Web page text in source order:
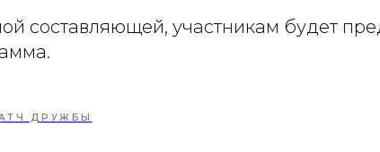
составляющей, участникам будет
ДРУЖБЫ